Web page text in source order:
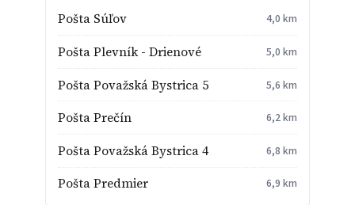
Pošta Súľov 4,0 km
Pošta Plevník - Drienové 5,0 km
Pošta Považská Bystrica 5 5,6 km
Pošta Prečín 6,2 km
Pošta Považská Bystrica 4 6,8 km
Pošta Predmier 6,9 km